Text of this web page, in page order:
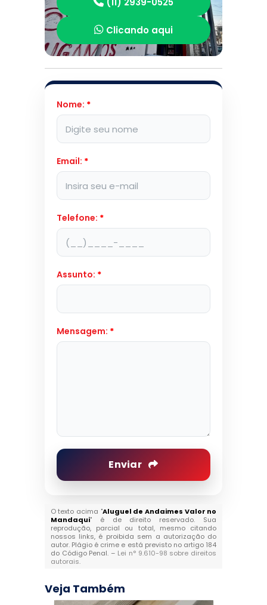
Clicando aqui
Nome: *
Email: *
Telefone: *
Assunto: *
Mensagem: *
Enviar
O texto acima "Aluguel de Andaimes Valor no
Mandaqui" é de direito reservado. Sua
reprodução, parcial ou total, mesmo citando
nossos links, é proibida sem a autorização do
autor. Plágio é crime e está previsto no artigo 184
do Código Penal. – Lei n° 9.610-98 sobre direitos
autorais.
Veja Também